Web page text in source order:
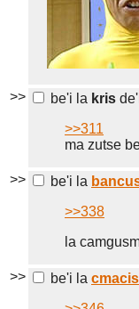
>> be'i la kris
>>311
ma zutse
>> be'i la
>>338
la
>> be'i la cmacis